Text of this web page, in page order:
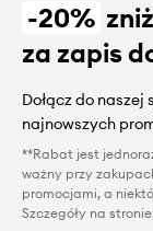
-20%
za zapis
Dołącz do
najnowszych
**Rabat jest
ważny przy
promocjami, a
Szczegóły na